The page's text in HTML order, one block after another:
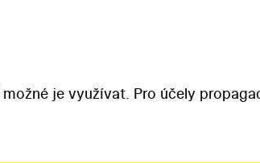
je využívat. Pro účely